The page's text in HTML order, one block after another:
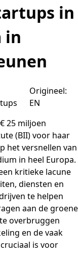
in
in
Origineel:
EN
25 miljoen
(BII) voor haar
het versnellen van
in heel Europa.
kritieke lacune
diensten en
te helpen
aan de groene
overbruggen
en de vaak
is voor